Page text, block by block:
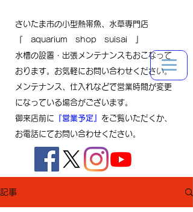
さいたま市の小型熱帯魚、水草専門店
『 aquarium shop suisai 』
水槽の設置・出張メンテナンスもおこなって
おります。お気軽にお問い合わせください。
メンテナンス、仕入れなどで営業時間が変更
になっている場合がございます。
御来店前に 『営業予定』 をご覧いただくか、
お電話にてお問い合わせください。
記事